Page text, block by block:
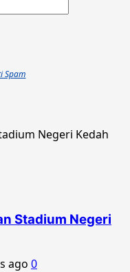
Spam
Stadium Negeri
ago 0